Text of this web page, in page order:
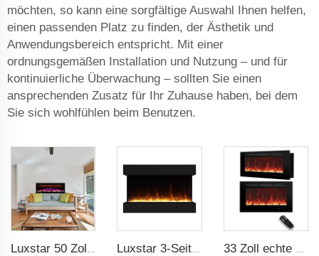
möchten, so kann eine sorgfältige Auswahl Ihnen helfen,
einen passenden Platz zu finden, der Ästhetik und
Anwendungsbereich entspricht. Mit einer
ordnungsgemäßen Installation und Nutzung – und für
kontinuierliche Überwachung – sollten Sie einen
ansprechenden Zusatz für Ihr Zuhause haben, bei dem
Sie sich wohlfühlen beim Benutzen.
Luxstar 50 Zoll intelligenter elektrischer Kaminwand Heizeffekt dekorativer Flamme 13 Flammenfarben elektrischer Kamin mit App-Steuerung Luxstar 3-Seiten-Medien-Elektro-Kamin-Heizung 36Zoll für LED echter Flammeffekt Fernbedienung 33 Zoll echte Holzscheite Medien elektrischer Kaminheizer modern eingebaut und wandmontiert 13 dekorative Rahmenfarben